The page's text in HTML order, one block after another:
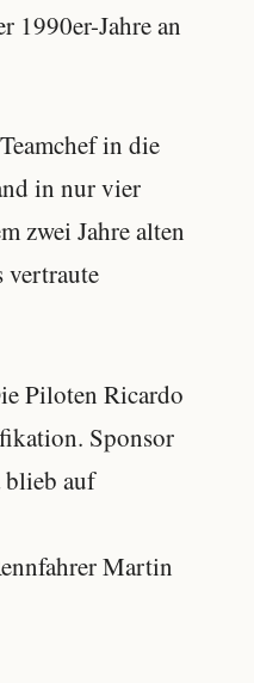
1990er-Jahre an
in die
in nur vier
zwei Jahre alten
vertraute
Piloten Ricardo
Sponsor
blieb auf
Martin